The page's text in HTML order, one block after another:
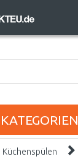
Küchenspülen